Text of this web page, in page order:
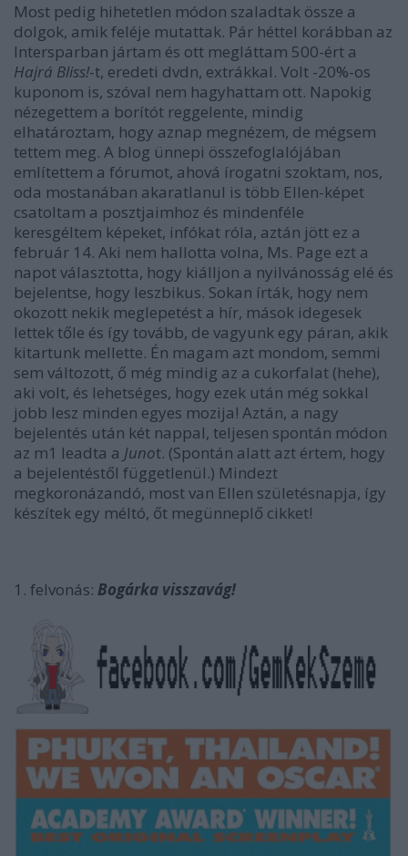
Most pedig hihetetlen módon szaladtak össze a
dolgok, amik feléje mutattak. Pár héttel korábban az
Intersparban jártam és ott megláttam 500-ért a
Hajrá Bliss!-t, eredeti dvdn, extrákkal. Volt -20%-os
kuponom is, szóval nem hagyhattam ott. Napokig
nézegettem a borítót reggelente, mindig
elhatároztam, hogy aznap megnézem, de mégsem
tettem meg. A blog ünnepi összefoglalójában
említettem a fórumot, ahová írogatni szoktam, nos,
oda mostanában akaratlanul is több Ellen-képet
csatoltam a posztjaimhoz és mindenféle
keresgéltem képeket, infókat róla, aztán jött ez a
február 14. Aki nem hallotta volna, Ms. Page ezt a
napot választotta, hogy kiálljon a nyilvánosság elé és
bejelentse, hogy leszbikus. Sokan írták, hogy nem
okozott nekik meglepetést a hír, mások idegesek
lettek tőle és így tovább, de vagyunk egy páran, akik
kitartunk mellette. Én magam azt mondom, semmi
sem változott, ő még mindig az a cukorfalat (hehe),
aki volt, és lehetséges, hogy ezek után még sokkal
jobb lesz minden egyes mozija! Aztán, a nagy
bejelentés után két nappal, teljesen spontán módon
az m1 leadta a Junot. (Spontán alatt azt értem, hogy
a bejelentéstől függetlenül.) Mindezt
megkoronázandó, most van Ellen születésnapja, így
készítek egy méltó, őt megünneplő cikket!
1. felvonás: Bogárka visszavág!